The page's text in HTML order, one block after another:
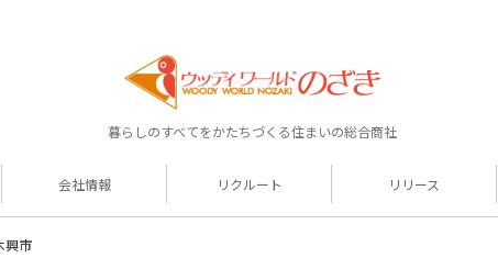
暮らしのすべてをかたちづくる住まいの総合商社
会社情報 リクルート リリース
興市